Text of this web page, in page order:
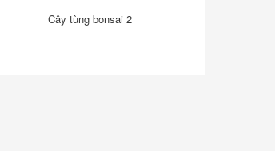
Cây tùng bonsai 2